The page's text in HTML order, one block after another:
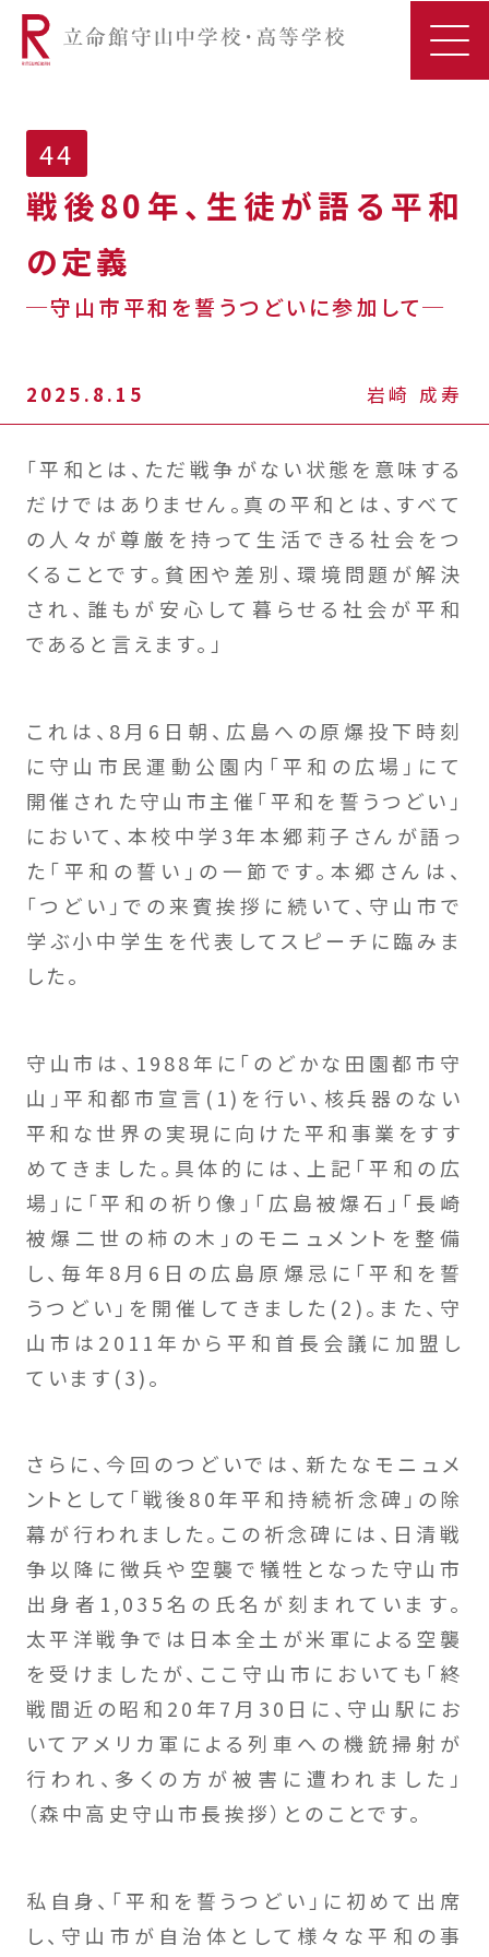
44
戦後80年、生徒が語る平和
の定義
─守山市平和を誓うつどいに参加して─
2025.8.15 岩崎 成寿
「平和とは、ただ戦争がない状態を意味する
だけではありません。真の平和とは、すべて
の人々が尊厳を持って生活できる社会をつ
くることです。貧困や差別、環境問題が解決
され、誰もが安心して暮らせる社会が平和
であると言えます。」
これは、8月6日朝、広島への原爆投下時刻
に守山市民運動公園内「平和の広場」にて
開催された守山市主催「平和を誓うつどい」
において、本校中学3年本郷莉子さんが語っ
た「平和の誓い」の一節です。本郷さんは、
「つどい」での来賓挨拶に続いて、守山市で
学ぶ小中学生を代表してスピーチに臨みま
した。
守山市は、1988年に「のどかな田園都市守
山」平和都市宣言(1)を行い、核兵器のない
平和な世界の実現に向けた平和事業をすす
めてきました。具体的には、上記「平和の広
場」に「平和の祈り像」「広島被爆石」「長崎
被爆二世の柿の木」のモニュメントを整備
し、毎年8月6日の広島原爆忌に「平和を誓
うつどい」を開催してきました(2)。また、守
山市は2011年から平和首長会議に加盟し
ています(3)。
さらに、今回のつどいでは、新たなモニュメ
ントとして「戦後80年平和持続祈念碑」の除
幕が行われました。この祈念碑には、日清戦
争以降に徴兵や空襲で犠牲となった守山市
出身者1,035名の氏名が刻まれています。
太平洋戦争では日本全土が米軍による空襲
を受けましたが、ここ守山市においても「終
戦間近の昭和20年7月30日に、守山駅にお
いてアメリカ軍による列車への機銃掃射が
行われ、多くの方が被害に遭われました」
（森中高史守山市長挨拶）とのことです。
私自身、「平和を誓うつどい」に初めて出席
し、守山市が自治体として様々な平和の事